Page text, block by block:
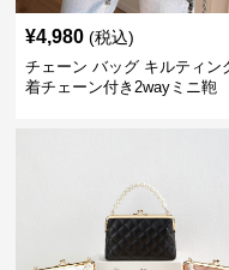
¥4,980 (税込)
チェーン バッグ キルティン
着チェーン付き2wayミニ鞄